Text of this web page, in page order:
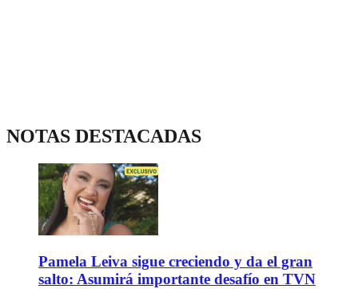
NOTAS DESTACADAS
Pamela Leiva sigue creciendo y da el gran
salto: Asumirá importante desafío en TVN